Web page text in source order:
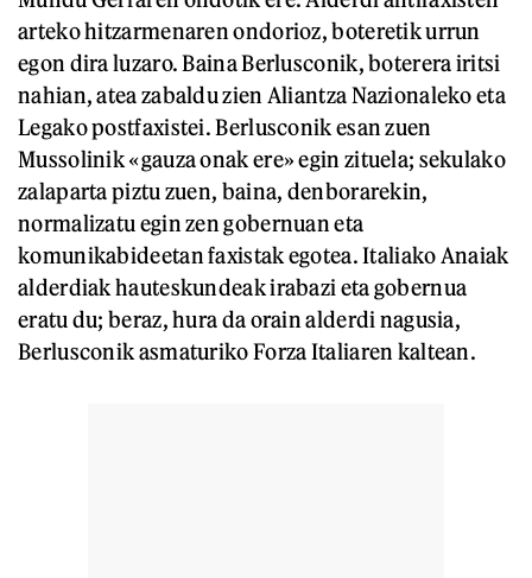
arteko hitzarmenaren ondorioz, boteretik urrun
egon dira luzaro. Baina Berlusconik, boterera iritsi
nahian, atea zabaldu zien Aliantza Nazionaleko eta
Legako postfaxistei. Berlusconik esan zuen
Mussolinik «gauza onak ere» egin zituela; sekulako
zalaparta piztu zuen, baina, denborarekin,
normalizatu egin zen gobernuan eta
komunikabideetan faxistak egotea. Italiako Anaiak
alderdiak hauteskundeak irabazi eta gobernua
eratu du; beraz, hura da orain alderdi nagusia,
Berlusconik asmaturiko Forza Italiaren kaltean.